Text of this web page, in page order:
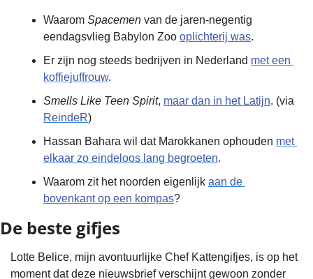
Waarom Spacemen van de jaren-negentig
eendagsvlieg Babylon Zoo oplichterij was.
Er zijn nog steeds bedrijven in Nederland met een
koffiejuffrouw.
Smells Like Teen Spirit, maar dan in het Latijn
ReindeR)
Hassan Bahara wil dat Marokkanen ophouden met
elkaar zo eindeloos lang begroeten.
Waarom zit het noorden eigenlijk aan de
bovenkant op een kompas?
De beste gifjes
Lotte Belice, mijn avontuurlijke Chef Kattengifjes, is op het
moment dat deze nieuwsbrief verschijnt gewoon zonder